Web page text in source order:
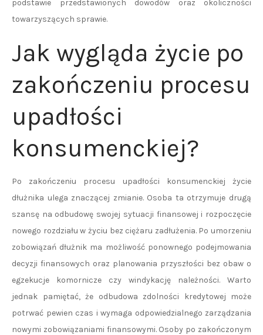
podstawie przedstawionych dowodów oraz okoliczności
towarzyszących sprawie.
Jak wygląda życie po
zakończeniu procesu
upadłości
konsumenckiej?
Po zakończeniu procesu upadłości konsumenckiej życie
dłużnika ulega znaczącej zmianie. Osoba ta otrzymuje drugą
szansę na odbudowę swojej sytuacji finansowej i rozpoczęcie
nowego rozdziału w życiu bez ciężaru zadłużenia. Po umorzeniu
zobowiązań dłużnik ma możliwość ponownego podejmowania
decyzji finansowych oraz planowania przyszłości bez obaw o
egzekucje komornicze czy windykację należności. Warto
jednak pamiętać, że odbudowa zdolności kredytowej może
potrwać pewien czas i wymaga odpowiedzialnego zarządzania
nowymi zobowiązaniami finansowymi. Osoby po zakończonym